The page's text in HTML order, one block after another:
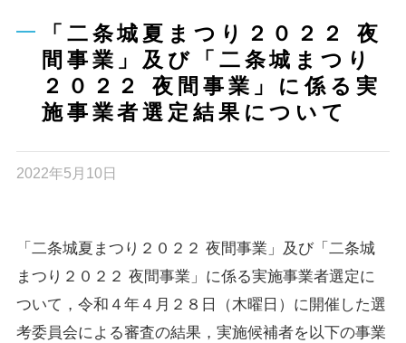
「二条城夏まつり２０２２ 夜
間事業」及び「二条城まつり
２０２２ 夜間事業」に係る実
施事業者選定結果について
2022年5月10日
「二条城夏まつり２０２２ 夜間事業」及び「二条城
まつり２０２２ 夜間事業」に係る実施事業者選定に
ついて，令和４年４月２８日（木曜日）に開催した選
考委員会による審査の結果，実施候補者を以下の事業